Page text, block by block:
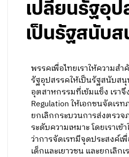
เปลี่ยนรัฐอุป
เป็นรัฐสนับส
พรรคเพื่อไทยเราให้ความส
รัฐอุปสรรคให้เป็นรัฐสนับสนุ
อุตสาหกรรมที่เข้มแข็ง เรา
Regulation ให้เอกชนจัดเร
ยกเลิกกระบวนการส่งตรว
ระดับความเหมาะ โดยเราเข้
ว่าการจัดเรทมีจุดประสงค์
เด็กและเยาวชน และยกเลิก